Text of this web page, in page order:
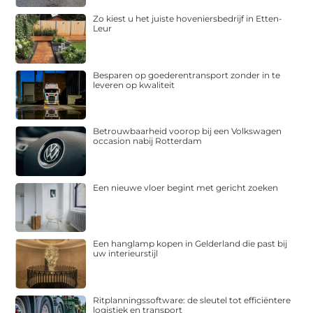
Zo kiest u het juiste hoveniersbedrijf in Etten-
Leur
Besparen op goederentransport zonder in te
leveren op kwaliteit
Betrouwbaarheid voorop bij een Volkswagen
occasion nabij Rotterdam
Een nieuwe vloer begint met gericht zoeken
Een hanglamp kopen in Gelderland die past bij
uw interieurstijl
Ritplanningssoftware: de sleutel tot efficiëntere
logistiek en transport